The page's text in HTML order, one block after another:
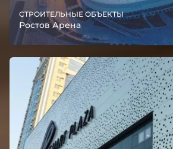
СТРОИТЕЛЬНЫЕ ОБЪЕКТЫ
Ростов Арена